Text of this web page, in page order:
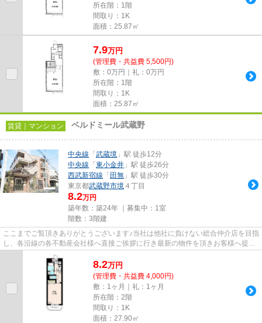
所在階：1階
間取り：1K
面積：25.87㎡
7.9万円
(管理費・共益費 5,500円)
敷：0万円｜礼：0万円
所在階：1階
間取り：1K
面積：25.87㎡
賃貸｜マンション ベルドミール武蔵野
中央線 「 武蔵境 」駅 徒歩12分
中央線 「 東小金井 」駅 徒歩26分
西武新宿線 「 田無 」駅 徒歩30分
東京都武蔵野市境 ４丁目
8.2万円
築年数：築24年 ｜募集中： 1室
階数：3階建
ここまでご覧頂きありがとうございます♪当社は他社に負けない総合仲介店を目指
し、各沿線の各不動産会社様へ直接ご挨拶に行き最新の物件を頂きお客様へ提供
しております！最新の情報は...
8.2万円
(管理費・共益費 4,000円)
敷：1ヶ月｜礼：1ヶ月
所在階：2階
間取り：1K
面積：27.90㎡